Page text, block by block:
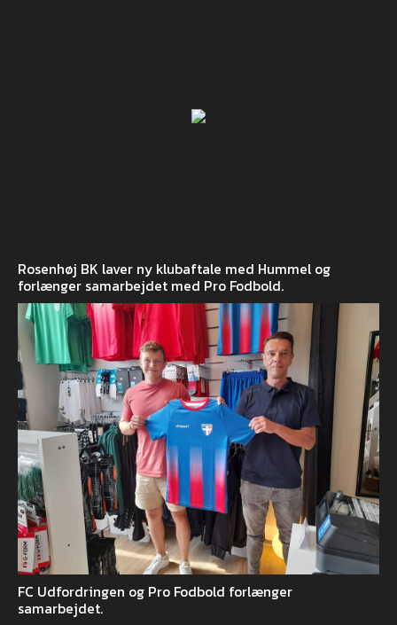
Rosenhøj BK laver ny klubaftale med Hummel og
forlænger samarbejdet med Pro Fodbold.
FC Udfordringen og Pro Fodbold forlænger
samarbejdet.